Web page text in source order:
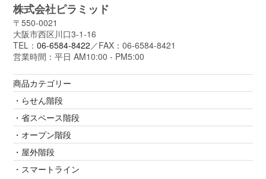
株式会社ピラミッド
〒550-0021
大阪市西区川口3-1-16
TEL：06-6584-8422／FAX：06-6584-8421
営業時間：平日 AM10:00 - PM5:00
商品カテゴリー
・らせん階段
・省スペース階段
・オープン階段
・屋外階段
・スマートライン